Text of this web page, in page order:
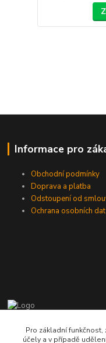
Informace pro
Obchodní podmínky
Doprava a platba
Odstoupení od
Ochrana osobních dat
775724471,
10-18hod
Pro základní
účely a v případě